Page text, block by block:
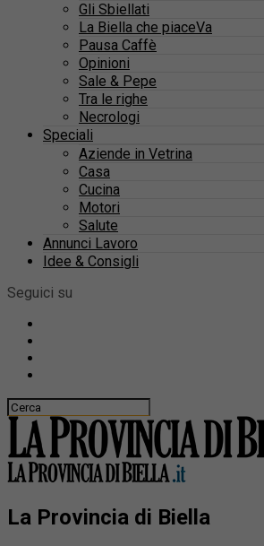
Gli Sbiellati
La Biella che piaceVa
Pausa Caffè
Opinioni
Sale & Pepe
Tra le righe
Necrologi
Speciali
Aziende in Vetrina
Casa
Cucina
Motori
Salute
Annunci Lavoro
Idee & Consigli
Seguici su
La Provincia di Biella